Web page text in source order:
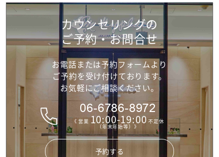
カウンセリングの
ご予約・お問合せ
お電話または予約フォームより
ご予約を受け付けております。
お気軽にご相談ください。
06-6786-8972
《 営業 10:00-19:00不定休
（年末年始等）》
予約する